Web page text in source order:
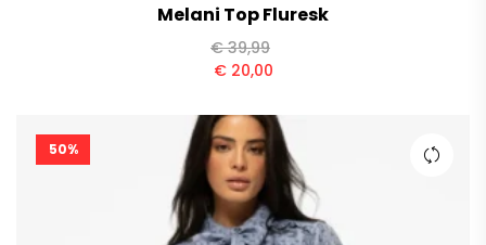
Melani Top Fluresk
€39,99
€20,00
50%